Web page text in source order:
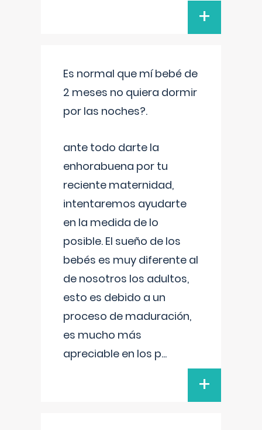
+
Es normal que mí bebé de
2 meses no quiera dormir
por las noches?.
ante todo darte la
enhorabuena por tu
reciente maternidad,
intentaremos ayudarte
en la medida de lo
posible. El sueño de los
bebés es muy diferente al
de nosotros los adultos,
esto es debido a un
proceso de maduración,
es mucho más
apreciable en los p...
+